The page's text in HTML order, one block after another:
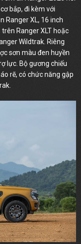
bắp, đi kèm với
Ranger XL, 16 inch
Ranger XLT hoặc
Wildtrak. Riêng
sơn màu đen huyền
lực. Bộ gương chiếu
rẽ, có chức năng gập